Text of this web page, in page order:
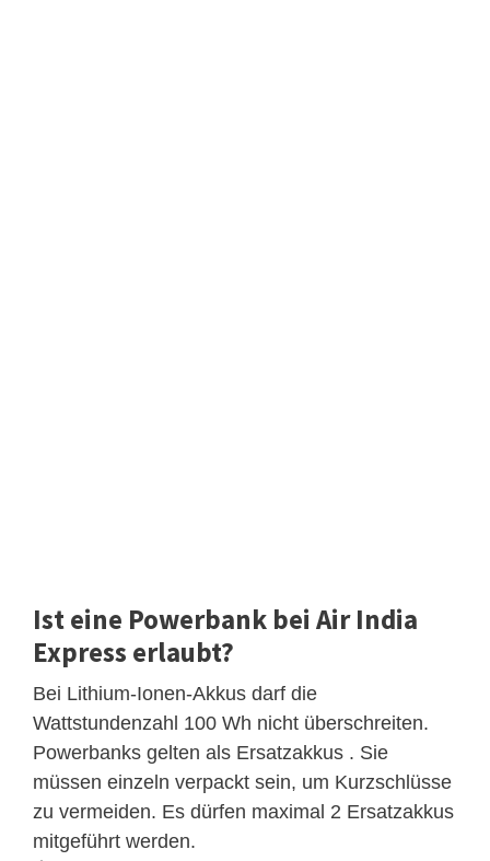
Ist eine Powerbank bei Air India
Express erlaubt?
Bei Lithium-Ionen-Akkus darf die
Wattstundenzahl 100 Wh nicht überschreiten.
Powerbanks gelten als Ersatzakkus . Sie
müssen einzeln verpackt sein, um Kurzschlüsse
zu vermeiden. Es dürfen maximal 2 Ersatzakkus
mitgeführt werden.